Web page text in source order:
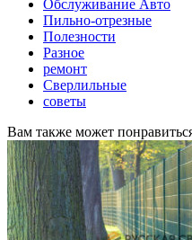
Обслуживание Авто
Пильно-отрезные
Полезности
Разное
ремонт
Сверлильные
советы
Вам также может